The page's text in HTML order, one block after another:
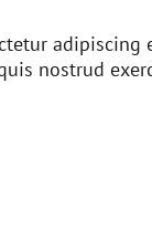
nostrud